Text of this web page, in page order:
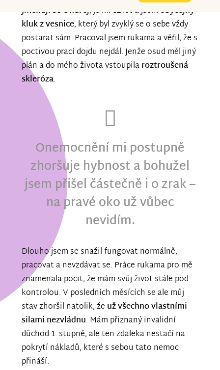
Jmenuji se Ondřej, je mi 32 let a jsem obyčejný
kluk z vesnice, který byl zvyklý se o sebe vždy
postarat sám. Pracoval jsem rukama a věřil, že s
poctivou prací dojdu nejdál. Jenže osud měl jiný
plán a do mého života vstoupilaroztroušená
skleróza.
Onemocnění mi postupně
zhoršuje hybnost a bohužel
jsem přišel částečně i o zrak –
na pravé oko už vůbec
nevidím.
Dlouho jsem se snažil fungovat normálně,
pracovat a nevzdávat se. Práce rukama pro mě
znamenala pocit, že mám svůj život stále pod
kontrolou. V posledních měsících se ale můj
stav zhoršil natolik, že už všechno vlastními
silami nezvládnu. Mám přiznaný invalidní
důchod 1. stupně, ale ten zdaleka nestačí na
pokrytí nákladů, které s sebou tato nemoc
přináší.